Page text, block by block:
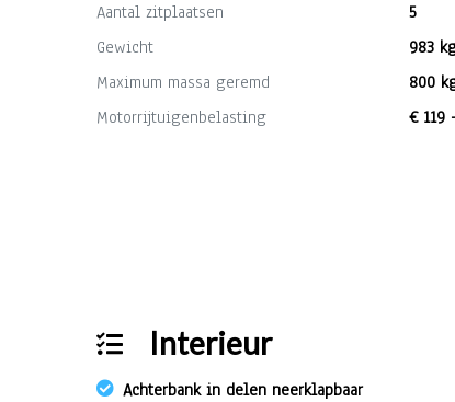
Aantal zitplaatsen
5
Gewicht
983
Maximum massa geremd
800
Motorrijtuigenbelasting
€ 119
Interieur
Achterbank in delen neerklapbaar